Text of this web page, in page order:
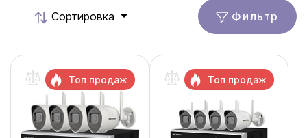
Cортировка Фильтр
Топ продаж Топ продаж